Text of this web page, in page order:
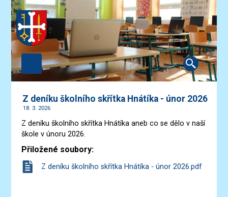
Z deníku školního skřítka Hnátíka - únor 2026
18. 3. 2026
Z deníku školního skřítka Hnátíka aneb co se dělo v naší
škole v únoru 2026.
Přiložené soubory:
Z deníku školního skřítka Hnátíka - únor 2026.pdf